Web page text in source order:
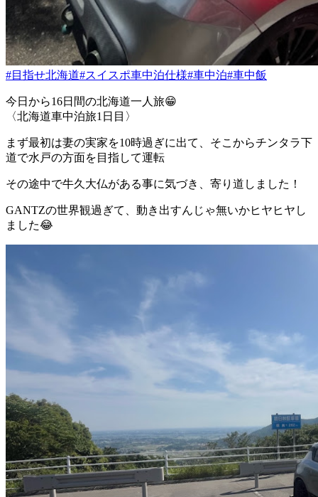
#目指せ北海道#スイスポ車中泊仕様#車中泊#車中飯
今日から16日間の北海道一人旅😁
〈北海道車中泊旅1日目〉
まず最初は妻の実家を10時過ぎに出て、そこからチンタラ下
道で水戸の方面を目指して運転
その途中で牛久大仏がある事に気づき、寄り道しました！
GANTZの世界観過ぎて、動き出すんじゃ無いかヒヤヒヤし
ました😂